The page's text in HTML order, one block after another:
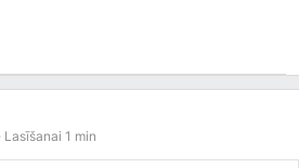
· Lasīšanai 1 min